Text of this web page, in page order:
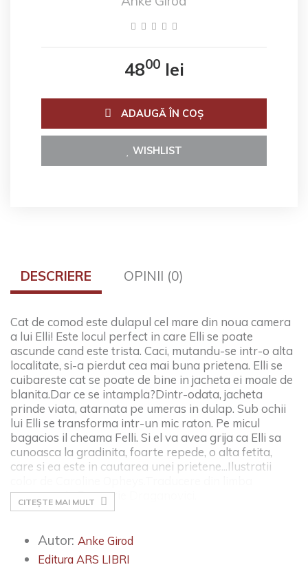
4800lei
ADAUGĂ ÎN COŞ
WISHLIST
DESCRIERE OPINII (0)
Cat de comod este dulapul cel mare din noua camera
a lui Elli! Este locul perfect in care Elli se poate
ascunde cand este trista. Caci, mutandu-se intr-o alta
localitate, si-a pierdut cea mai buna prietena. Elli se
cuibareste cat se poate de bine in jacheta ei moale de
blanita.Dar ce se intampla?Dintr-odata, jacheta
prinde viata, atarnata pe umeras in dulap. Sub ochii
lui Elli se transforma intr-un mic raton. Pe micul
bagacios il cheama Felli. Si el va avea grija ca Elli sa
cunoasca la gradinita, foarte repede, o alta fetita,
care si ea este in cautarea unei prietene...Ilustratii
germana de Evemarie Draganovici.
CITEȘTE MAI MULT
Autor: Anke Girod
Editura ARS LIBRI